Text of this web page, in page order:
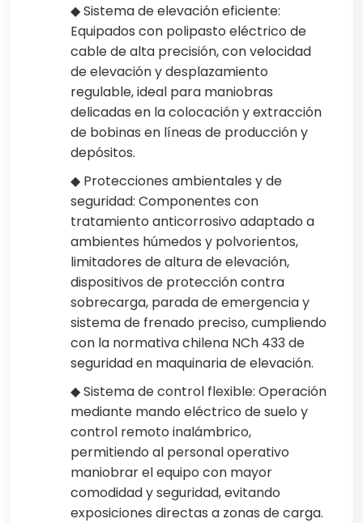
◆ Sistema de elevación eficiente:
Equipados con polipasto eléctrico de
cable de alta precisión, con velocidad
de elevación y desplazamiento
regulable, ideal para maniobras
delicadas en la colocación y extracción
de bobinas en líneas de producción y
depósitos.
◆ Protecciones ambientales y de
seguridad: Componentes con
tratamiento anticorrosivo adaptado a
ambientes húmedos y polvorientos,
limitadores de altura de elevación,
dispositivos de protección contra
sobrecarga, parada de emergencia y
sistema de frenado preciso, cumpliendo
con la normativa chilena NCh 433 de
seguridad en maquinaria de elevación.
◆ Sistema de control flexible: Operación
mediante mando eléctrico de suelo y
control remoto inalámbrico,
permitiendo al personal operativo
maniobrar el equipo con mayor
comodidad y seguridad, evitando
exposiciones directas a zonas de carga.